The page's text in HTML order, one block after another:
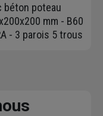
béton poteau
mm - B60
- 3 parois 5 trous